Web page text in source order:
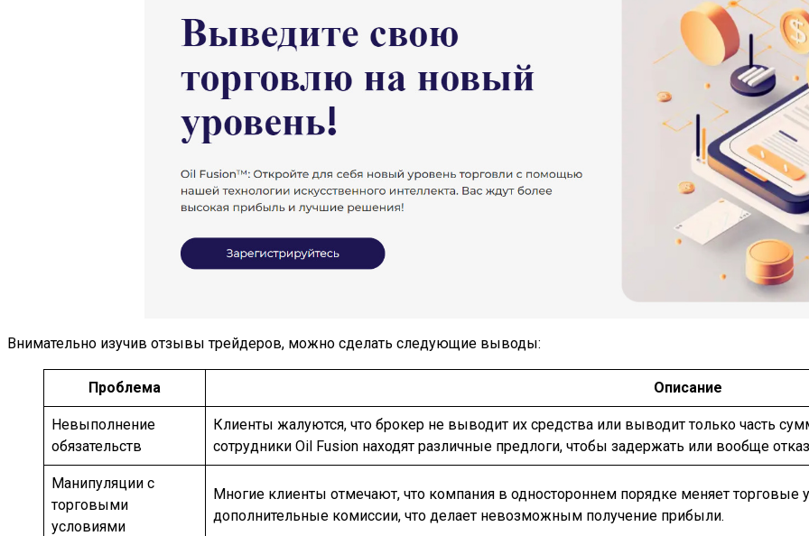
Внимательно изучив отзывы трейдеров, можно сделать следующие выводы:
Проблема Описание
Невыполнение
обязательств
Клиенты жалуются, что брокер не выводит их средства или выводит только часть
сотрудники Oil Fusion находят различные предлоги, чтобы задержать или вообще
Манипуляции с
торговыми
условиями
Многие клиенты отмечают, что компания в одностороннем порядке меняет торговые
дополнительные комиссии, что делает невозможным получение прибыли.